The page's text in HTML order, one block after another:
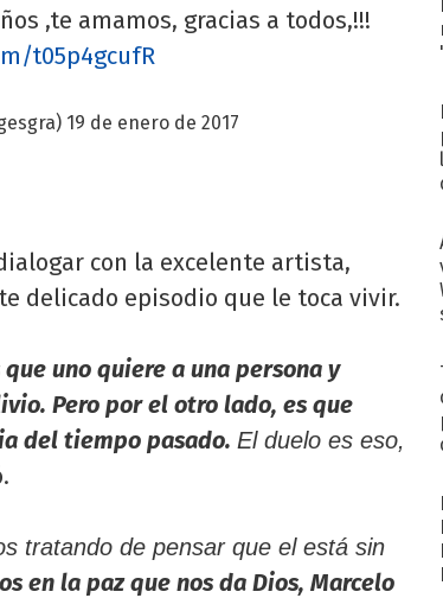
,te amamos, gracias a todos,!!!
t05p4gcufR
19 de enero de 2017
con la excelente artista,
delicado episodio que le toca vivir.
que uno quiere a una persona y
Pero por el otro lado, es que
del tiempo pasado. El duelo es eso,
tratando de pensar que el está sin
en la paz que nos da Dios, Marcelo